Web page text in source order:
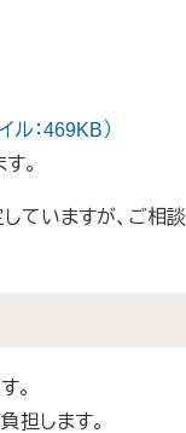
ル：469KB）
。
いますが、ご相
。
担します。